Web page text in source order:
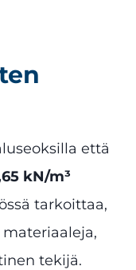
että
kN/m³
tarkoittaa,
tekijä.